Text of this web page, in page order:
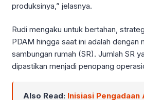
produksinya,” jelasnya.
Rudi mengaku untuk bertahan,
PDAM hingga saat ini adalah dengan
sambungan rumah (SR). Jumlah SR
dipastikan menjadi penopang
Also Read: Inisiasi Pengadaan